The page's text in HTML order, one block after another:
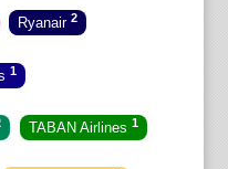
Ryanair 2
1
TABAN Airlines 1